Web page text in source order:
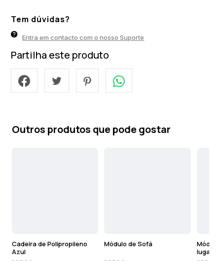
Tem dúvidas?
Entra em contacto com o nosso Suporte
Partilha este produto
Outros produtos que pode gostar
Cadeira de Polipropileno
Azul
Módulo de Sofá
lugares